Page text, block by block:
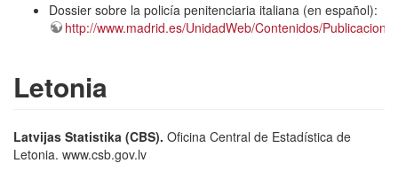
Dossier sobre la policía penitenciaria italiana (en español):
http://www.madrid.es/UnidadWeb/Contenidos/
Letonia
Latvijas Statistika (CBS). Oficina Central de Estadística de
Letonia. www.csb.gov.lv